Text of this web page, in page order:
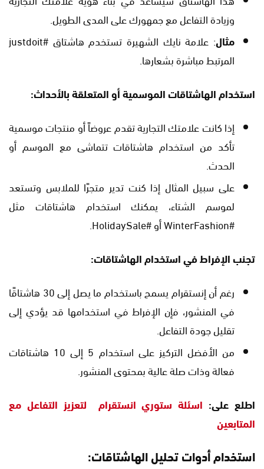
وزيادة التفاعل مع جمهورك على المدى الطويل.
مثال
: علامة نايك الشهيرة تستخدم هاشتاق #justdoit
المرتبط مباشرة بشعارها.
استخدام الهاشتاقات الموسمية أو المتعلقة بالأحداث:
إذا كانت علامتك التجارية تقدم عروضاً أو منتجات موسمية
تأكد من استخدام هاشتاقات تتماشى مع الموسم أو
الحدث.
على سبيل المثال إذا كنت تدير متجرًا للملابس وتستعد
لموسم الشتاء، يمكنك استخدام هاشتاقات مثل
#WinterFashion أو #HolidaySale.
تجنب الإفراط في استخدام الهاشتاقات:
رغم أن إنستقرام يسمح باستخدام ما يصل إلى 30 هاشتاقًا
في المنشور، فإن الإفراط في استخدامها قد يؤدي إلى
تقليل جودة التفاعل.
من الأفضل التركيز على استخدام 5 إلى 10 هاشتاقات
فعالة وذات صلة عالية بمحتوى المنشور.
اطلع على: اسئلة ستوري انستقرام لتعزيز التفاعل مع
المتابعين
استخدام أدوات تحليل الهاشتاقات: